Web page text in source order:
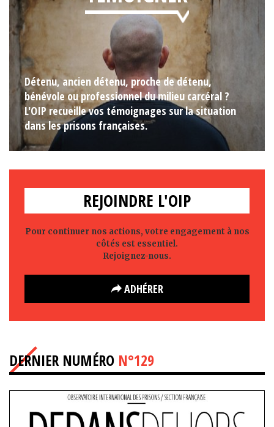
Détenu, ancien détenu, proche de détenu,
bénévole ou professionnel du milieu carcéral ?
L'OIP recueille vos témoignages sur la situation
dans les prisons françaises.
REJOINDRE L'OIP
Pour continuer nos actions, votre engagement à nos
côtés est essentiel.
Rejoignez-nous.
ADHÉRER
DERNIER NUMÉRO N°129